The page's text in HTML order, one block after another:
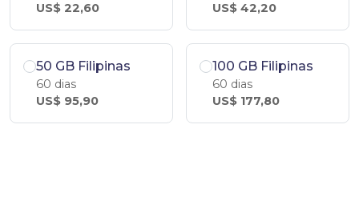
US$ 22,60
US$ 42,20
50 GB Filipinas
60 dias
US$ 95,90
100 GB Filipinas
60 dias
US$ 177,80